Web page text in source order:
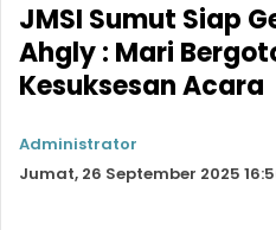
JMSI Sumut Siap
Ahgly : Mari
Kesuksesan Acara
Administrator
Jumat, 26 September 2025